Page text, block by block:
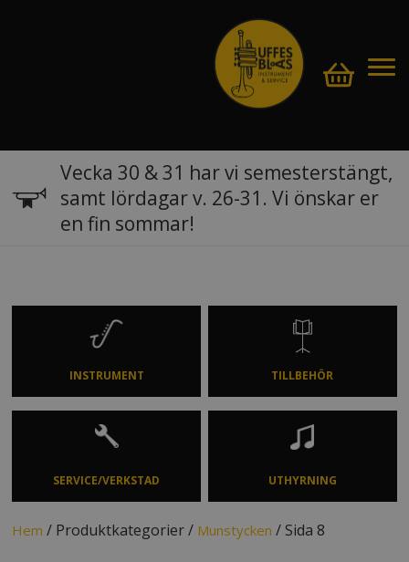
Vecka 30 & 31 har vi semesterstängt,
samt lördagar v. 26-31. Vi önskar er
en fin sommar!
INSTRUMENT TILLBEHÖR
SERVICE/VERKSTAD UTHYRNING
Hem / Produktkategorier / Munstycken / Sida 8